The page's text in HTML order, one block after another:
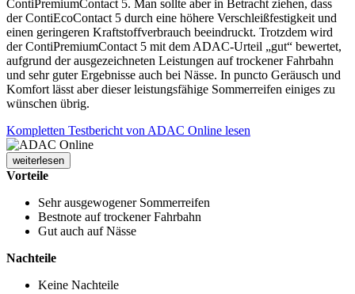
ContiPremiumContact 5. Man sollte aber in Betracht ziehen, dass
der ContiEcoContact 5 durch eine höhere Verschleißfestigkeit und
einen geringeren Kraftstoffverbrauch beeindruckt. Trotzdem wird
der ContiPremiumContact 5 mit dem ADAC-Urteil „gut“ bewertet,
aufgrund der ausgezeichneten Leistungen auf trockener Fahrbahn
und sehr guter Ergebnisse auch bei Nässe. In puncto Geräusch und
Komfort lässt aber dieser leistungsfähige Sommerreifen einiges zu
wünschen übrig.
Kompletten Testbericht von ADAC Online lesen
weiterlesen
Vorteile
Sehr ausgewogener Sommerreifen
Bestnote auf trockener Fahrbahn
Gut auch auf Nässe
Nachteile
Keine Nachteile